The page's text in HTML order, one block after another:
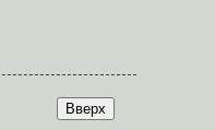
Вверх